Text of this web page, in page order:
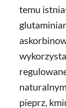
temu
pieprz,